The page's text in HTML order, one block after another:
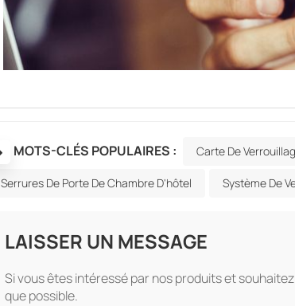
MOTS-CLÉS POPULAIRES : Carte De
Serrures De Porte De Chambre D'hôtel Système De
LAISSER UN MESSAGE
Si vous êtes intéressé par nos produits et
que possible.